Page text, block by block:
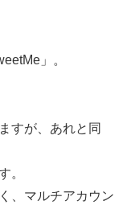
」。
すが、あれと同
。
、マルチアカウン